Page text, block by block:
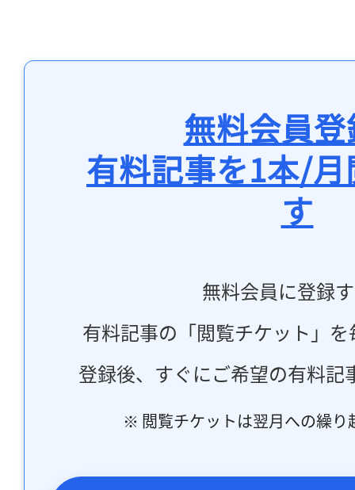
無料会員
有料記事を1本/
す
無料会員に登録
有料記事の「閲覧チケット」
登録後、すぐにご希望の有料記
※ 閲覧チケットは翌月への繰り